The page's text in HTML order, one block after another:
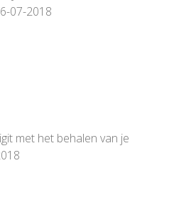
07-2018
met het behalen van je